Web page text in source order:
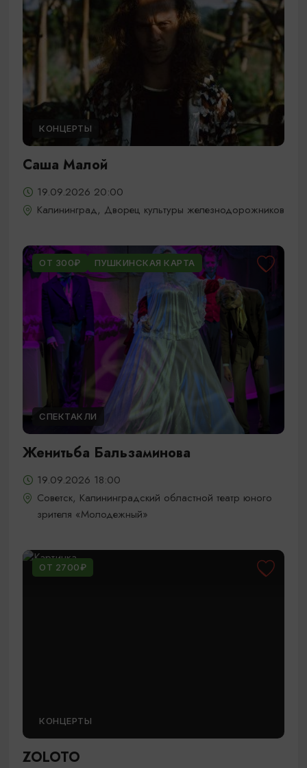
КОНЦЕРТЫ
Саша Малой
19.09.2026 20:00
Калининград, Дворец культуры железнодорожников
ОТ 300₽ ПУШКИНСКАЯ КАРТА
СПЕКТАКЛИ
Женитьба Бальзаминова
19.09.2026 18:00
Советск, Калининградский областной театр юного
зрителя «Молодежный»
ОТ 2700₽
КОНЦЕРТЫ
ZOLOTO